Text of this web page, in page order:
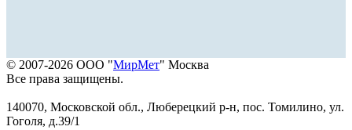
© 2007-2026 ООО "МирМет" Москва
Все права защищены.
140070, Московской обл., Люберецкий р-н, пос. Томилино, ул.
Гоголя, д.39/1